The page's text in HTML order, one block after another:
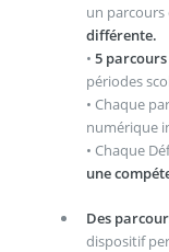
un parcours
différente.
• 5 parcours
périodes
• Chaque
numérique
• Chaque
une
Des
dispositif